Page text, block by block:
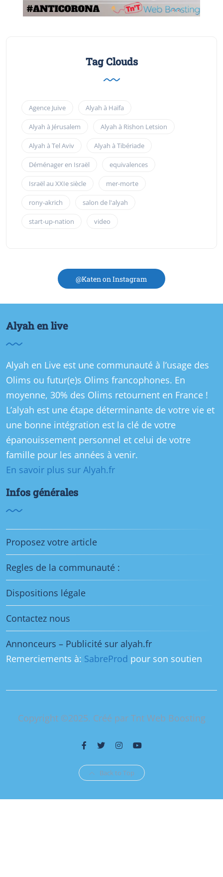
Tag Clouds
Agence Juive Alyah à Haïfa
Alyah à Jérusalem Alyah à Rishon Letsion
Alyah à Tel Aviv Alyah à Tibériade
Déménager en Israël equivalences
Israël au XXIe siècle mer-morte
rony-akrich salon de l'alyah
start-up-nation video
@Katen on Instagram
Alyah en live
Alyah en Live est une communauté à l’usage des
Olims ou futur(e)s Olims francophones. En
moyenne, 30% des Olims retournent en France !
L’alyah est une étape déterminante de votre vie et
une bonne intégration est la clé de votre
épanouissement personnel et celui de votre
famille pour les années à venir.
En savoir plus sur Alyah.fr
Infos générales
Proposez votre article
Regles de la communauté :
Dispositions légale
Contactez nous
Annonceurs – Publicité sur alyah.fr
Remerciements à: SabreProd pour son soutien
Copyright ©2025. Créé par Tnt Web Boosting
Back to Top